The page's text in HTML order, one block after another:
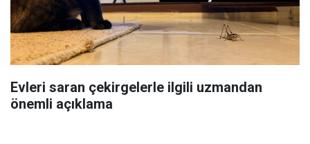
Evleri saran çekirgelerle ilgili uzmandan
önemli açıklama